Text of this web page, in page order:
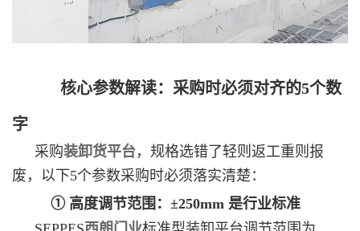
核心参数解读：采购时必须对齐的5个数
字
采购装卸货平台，规格选错了轻则返工重则报
废，以下5个参数采购时必须落实清楚：
① 高度调节范围：±250mm 是行业标准